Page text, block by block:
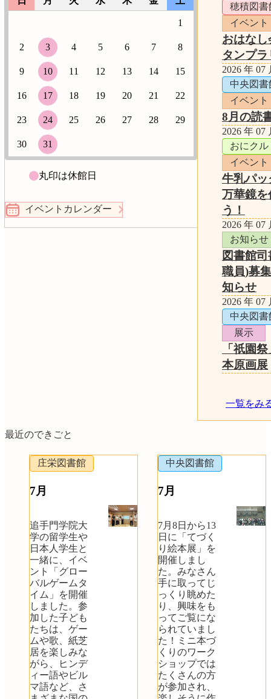
1
2 3 4 5 6 7 8
9 10 11 12 13 14 15
16 17 18 19 20 21 22
23 24 25 26 27 28 29
30 31
丸印は休館日
イベントカレンダー
穂積図書
イベント
おはなし
タンプラ
2026 年 07
中央図書
イベント
8月の読
2026 年 07
おにクル
イベント
牛乳パッ
万華鏡を
う！
2026 年 07
お知らせ
図書館
職員)募
知らせ
2026 年 07
中央図書
展示
「祇園
本原画展
一覧をみ
最近のできごと
庄栄図書館
7月
追手門学院大
学の留学生や
日本人学生と
一緒に、イベ
ント「グロー
バルゲームタ
イム」を開催
しました。参
加した子ども
たちは、ゲー
ムや歌、紙芝
居を楽しみな
がら、ヒンデ
ィー語やビル
マ語など、さ
中央図書館
7月
7月8日から13
日に「てづく
り絵本展」を
開催しまし
た。みなさん
手に取ってじ
っくり眺めた
り、興味をも
ってご覧にな
られていまし
た！ミニ本づ
くりのワーク
ショップでは
たくさんの方
が参加され、